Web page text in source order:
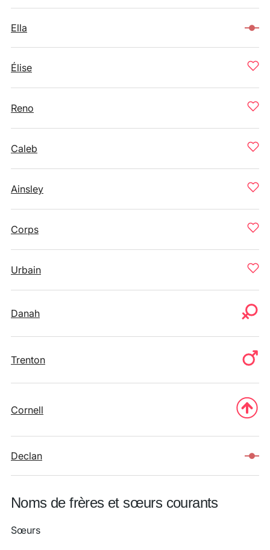
Ella
Élise
Reno
Caleb
Ainsley
Corps
Urbain
Danah
Trenton
Cornell
Declan
Noms de frères et sœurs courants
Sœurs